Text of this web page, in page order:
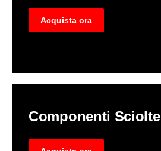
Acquista ora
Componenti Sciolte